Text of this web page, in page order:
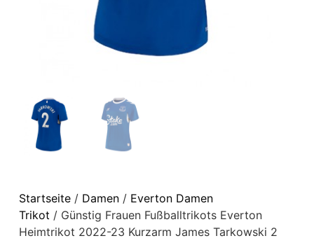
Startseite/ Damen/ Everton Damen
Trikot / Günstig Frauen Fußballtrikots Everton
Heimtrikot 2022-23 Kurzarm James Tarkowski 2